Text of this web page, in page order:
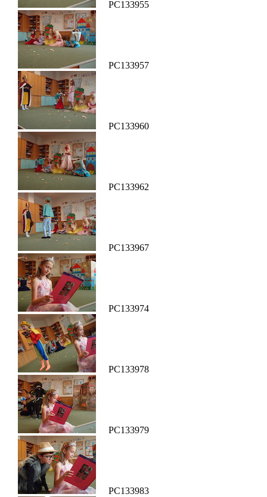
PC133955
PC133957
PC133960
PC133962
PC133967
PC133974
PC133978
PC133979
PC133983